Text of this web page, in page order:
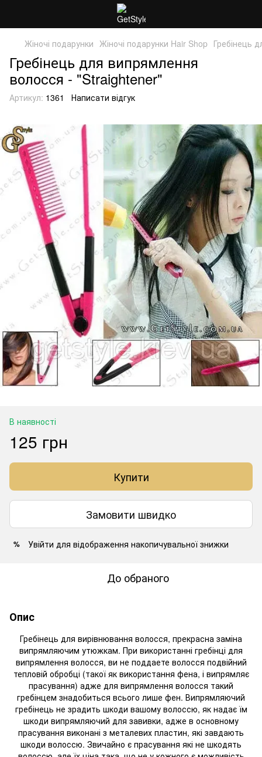
Жіночі подарунки Жіночі подарунки Hair Shop Гребінець
Гребінець для випрямлення
волосся - "Straightener"
Артикул: 1361 Написати відгук
В наявності
125 грн
Купити
Замовити швидко
% Увійти для відображення накопичувальної знижки
До обраного
Опис
Гребінець для вирівнювання волосся, прекрасна заміна
випрямляючим утюжкам. При використанні гребінці для
випрямлення волосся, ви не поддаете волосся подвійний
тепловій обробці (такої як використання фена, і випрямляє
прасування) адже для випрямлення волосся такий
гребінцем знадобиться всього лише фен. Випрямляючий
гребінець не зрадить шкоди вашому волоссю, як надає їм
шкоди випрямляючий для завивки, адже в основному
прасування виконані з металевих пластин, які завдають
шкоди волоссю. Звичайно є прасування які не шкодять